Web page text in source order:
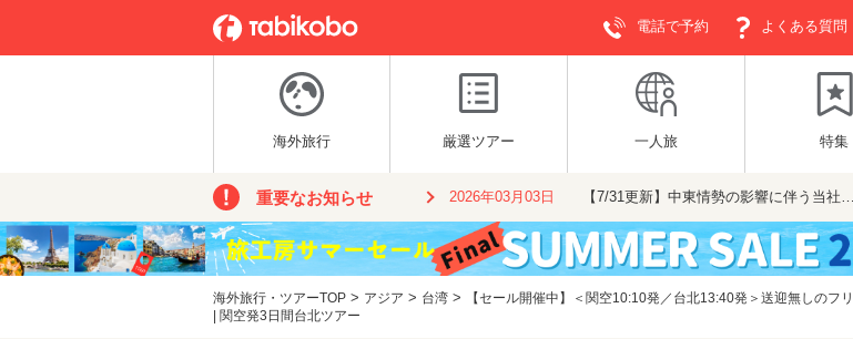
電話で予約 よくある質問
海外旅行 厳選ツアー 一人旅 特集
重要なお知らせ 2026年03月03日 【7/31更新】中東情勢の影響に伴う当社…
海外旅行・ツアーTOP > アジア > 台湾 >
【セール開催中】＜関空10:10発／台北13:40発＞送迎無しの
| 関空発3日間台北ツアー